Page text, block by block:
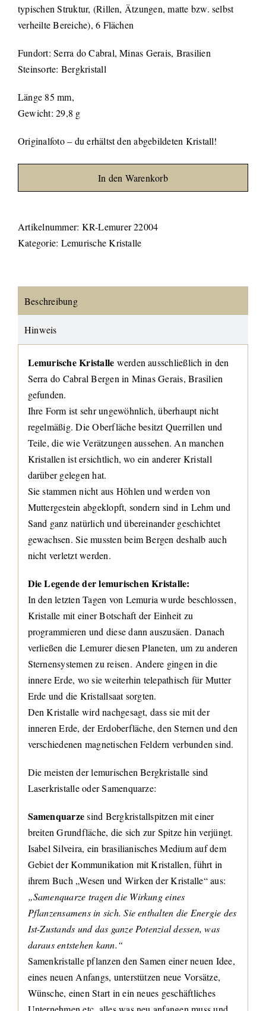
typischen Struktur, (Rillen, Ätzungen, matte bzw. selbst
verheilte Bereiche), 6 Flächen
Fundort: Serra do Cabral, Minas Gerais, Brasilien
Steinsorte: Bergkristall
Länge 85 mm,
Gewicht: 29,8 g
Originalfoto – du erhältst den abgebildeten Kristall!
In den Warenkorb
Artikelnummer: KR-Lemurer 22004
Kategorie: Lemurische Kristalle
Beschreibung
Hinweis
Lemurische Kristalle werden ausschließlich in den
Serra do Cabral Bergen in Minas Gerais, Brasilien
gefunden.
Ihre Form ist sehr ungewöhnlich, überhaupt nicht
regelmäßig. Die Oberfläche besitzt Querrillen und
Teile, die wie Verätzungen aussehen. An manchen
Kristallen ist ersichtlich, wo ein anderer Kristall
darüber gelegen hat.
Sie stammen nicht aus Höhlen und werden von
Muttergestein abgeklopft, sondern sind in Lehm und
Sand ganz natürlich und übereinander geschichtet
gewachsen. Sie mussten beim Bergen deshalb auch
nicht verletzt werden.
Die Legende der lemurischen Kristalle:
In den letzten Tagen von Lemuria wurde beschlossen,
Kristalle mit einer Botschaft der Einheit zu
programmieren und diese dann auszusäen. Danach
verließen die Lemurer diesen Planeten, um zu anderen
Sternensystemen zu reisen. Andere gingen in die
innere Erde, wo sie weiterhin telepathisch für Mutter
Erde und die Kristallsaat sorgten.
Den Kristalle wird nachgesagt, dass sie mit der
inneren Erde, der Erdoberfläche, den Sternen und den
verschiedenen magnetischen Feldern verbunden sind.
Die meisten der lemurischen Bergkristalle sind
Laserkristalle oder Samenquarze:
Samenquarzesind Bergkristallspitzen mit einer
breiten Grundfläche, die sich zur Spitze hin verjüngt.
Isabel Silveira, ein brasilianisches Medium auf dem
Gebiet der Kommunikation mit Kristallen, führt in
ihrem Buch „Wesen und Wirken der Kristalle“ aus:
„Samenquarze tragen die Wirkung eines
Pflanzensamens in sich. Sie enthalten die Energie des
Ist-Zustands und das ganze Potenzial dessen, was
daraus entstehen kann.“
Samenkristalle pflanzen den Samen einer neuen Idee,
eines neuen Anfangs, unterstützen neue Vorsätze,
Wünsche, einen Start in ein neues geschäftliches